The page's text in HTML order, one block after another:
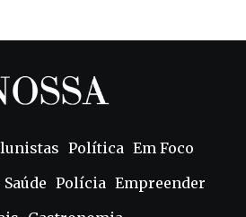
Política Em Foco
Saúde Polícia Empreender